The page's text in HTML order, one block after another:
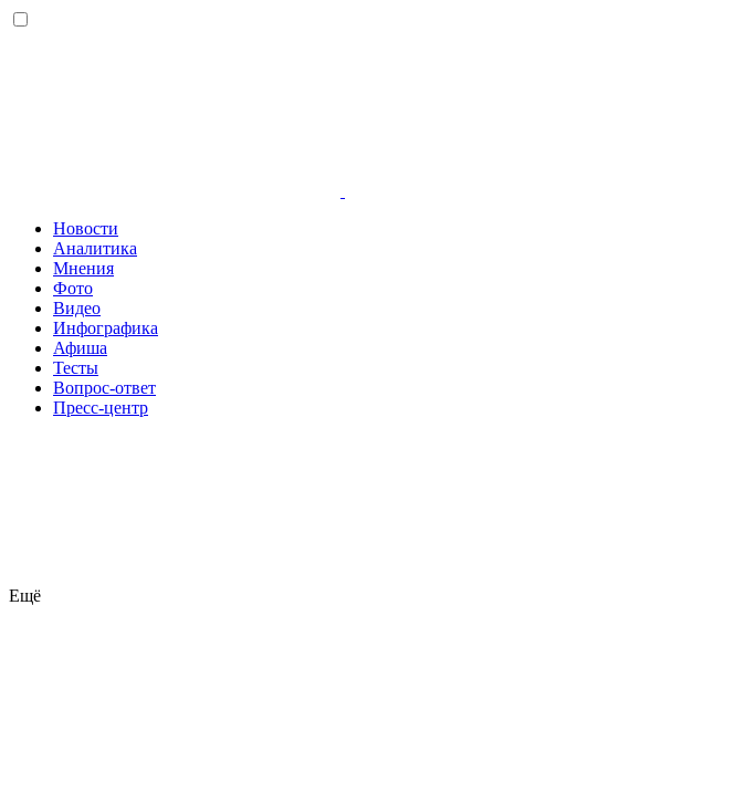
Новости
Аналитика
Мнения
Фото
Видео
Инфографика
Афиша
Тесты
Вопрос-ответ
Пресс-центр
Ещё